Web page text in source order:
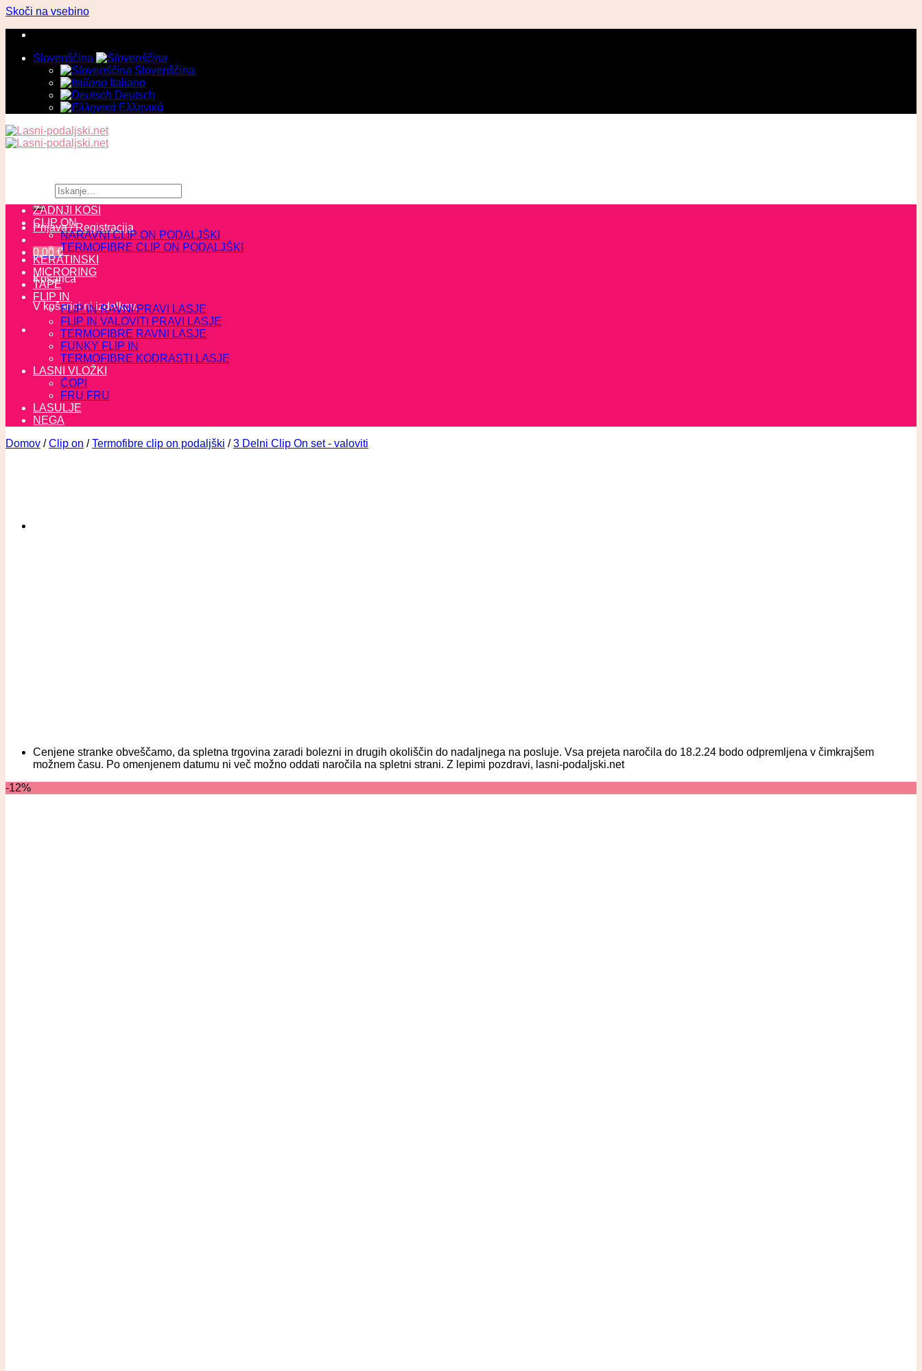
Skoči na vsebino
Slovenščina
Slovenščina
Italiano
Deutsch
Ελληνικά
Prijava / Registracija
0,00 €
Košarica
V košarici ni izdelkov.
ZADNJI KOSI
CLIP ON
NARAVNI CLIP ON PODALJŠKI
TERMOFIBRE CLIP ON PODALJŠKI
KERATINSKI
MICRORING
TAPE
FLIP IN
FLIP IN RAVNI PRAVI LASJE
FLIP IN VALOVITI PRAVI LASJE
TERMOFIBRE RAVNI LASJE
FUNKY FLIP IN
TERMOFIBRE KODRASTI LASJE
LASNI VLOŽKI
ČOPI
FRU FRU
LASULJE
NEGA
Domov / Clip on / Termofibre clip on podaljški / 3 Delni Clip On set - valoviti
Cenjene stranke obveščamo, da spletna trgovina zaradi bolezni in drugih okoliščin do nadaljnega na posluje. Vsa prejeta naročila do 18.2.24 bodo odpremljena v čimkrajšem
možnem času. Po omenjenem datumu ni več možno oddati naročila na spletni strani. Z lepimi pozdravi, lasni-podaljski.net
-12%